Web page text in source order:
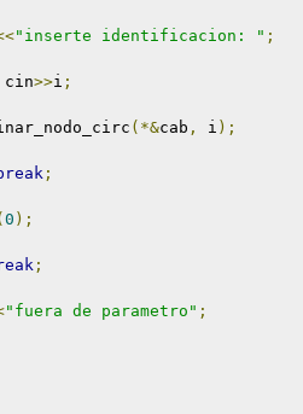
"inserte identificacion: " ;
>>i ;
(*&cab , i );
;
0 );
;
"fuera de parametro" ;